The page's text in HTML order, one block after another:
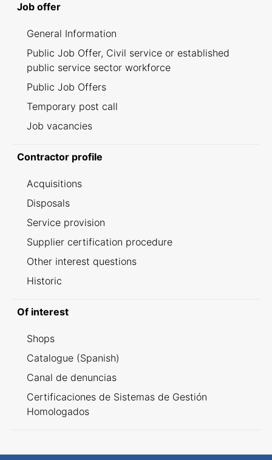
Job offer
General Information
Public Job Offer, Civil service or established
public service sector workforce
Public Job Offers
Temporary post call
Job vacancies
Contractor profile
Acquisitions
Disposals
Service provision
Supplier certification procedure
Other interest questions
Historic
Of interest
Shops
Catalogue (Spanish)
Canal de denuncias
Certificaciones de Sistemas de Gestión
Homologados